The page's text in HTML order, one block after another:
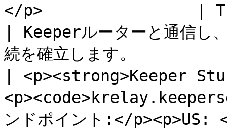
</p>                | TLS
| Keeperルーターと通信し
続を確立します。
| <p><strong>Keeper
ンドポイント:</p><p>US: